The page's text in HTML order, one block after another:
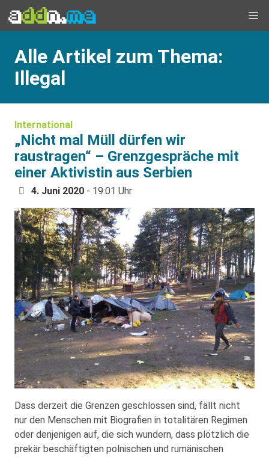
Alle Artikel zum Thema:
Illegal
International
„Nicht mal Müll dürfen wir
raustragen“ – Grenzgespräche mit
einer Aktivistin aus Serbien
4. Juni 2020 - 19:01 Uhr
Dass derzeit die Grenzen geschlossen sind, fällt nicht
nur den Menschen mit Biografien in totalitären Regimen
oder denjenigen auf, die sich wundern, dass plötzlich die
prekär beschäftigten polnischen und rumänischen